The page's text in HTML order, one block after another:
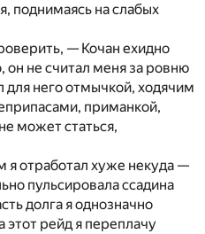
поднимаясь на слабых
— Кочан ехидно
он не считал меня за ровню
для него отмычкой, ходячим
приманкой,
может статься,
я отработал хуже некуда —
пульсировала ссадина
долга я однозначно
этот рейд я переплачу